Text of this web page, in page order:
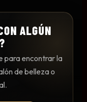
ALGÚN
para encontrar la
de belleza o